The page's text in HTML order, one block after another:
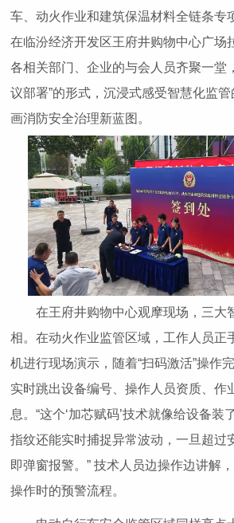
车、动火作业和建筑保温材料全链条专
在临汾经济开发区王府井购物中心广场
各相关部门、企业的与会人员齐聚一堂
议部署”的形式，沉浸式感受智慧化监
画消防安全治理新蓝图。
在王府井购物中心观摩现场，三大
相。在动火作业监管区域，工作人员正
机进行现场演示，随着“扫码激活”操作
实时跳出设备编号、操作人员资质、作
息。“这个‘加芯赋码’技术就像给设备装
指纹还能实时捕捉异常波动，一旦超过
即弹窗报警。” 技术人员边操作边讲解
操作时的预警流程。